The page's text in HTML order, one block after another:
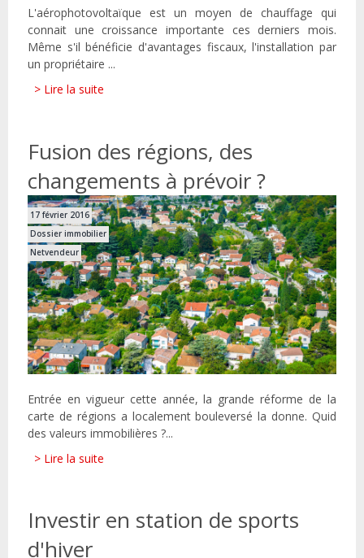
L'aérophotovoltaïque est un moyen de chauffage qui
connait une croissance importante ces derniers mois.
Même s'il bénéficie d'avantages fiscaux, l'installation par
un propriétaire ...
> Lire la suite
Fusion des régions, des
changements à prévoir ?
17 février 2016
Dossier immobilier
Netvendeur
Entrée en vigueur cette année, la grande réforme de la
carte de régions a localement bouleversé la donne. Quid
des valeurs immobilières ?...
> Lire la suite
Investir en station de sports
d'hiver